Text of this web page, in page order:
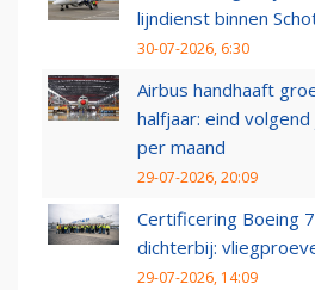
lijndienst binnen
30-07-2026, 6:30
Airbus handhaaft
halfjaar: eind
per maand
29-07-2026, 20:09
Certificering Boeing
dichterbij:
29-07-2026, 14:09